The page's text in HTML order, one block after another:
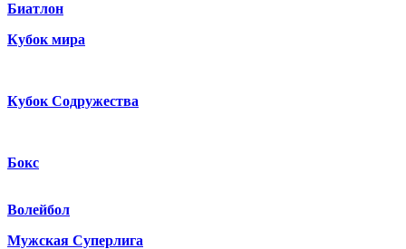
Биатлон
Кубок мира
Кубок Содружества
Бокс
Волейбол
Мужская Суперлига